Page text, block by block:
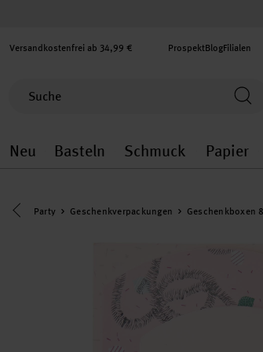
Versandkostenfrei ab 34,99 € ProspektBlogFilialen
Neu
Neu general.openMenu
Basteln
Basteln
Schmuck Papier
Eine Kategorie zurück navigieren
Party Geschenkverpackungen Geschenkboxen